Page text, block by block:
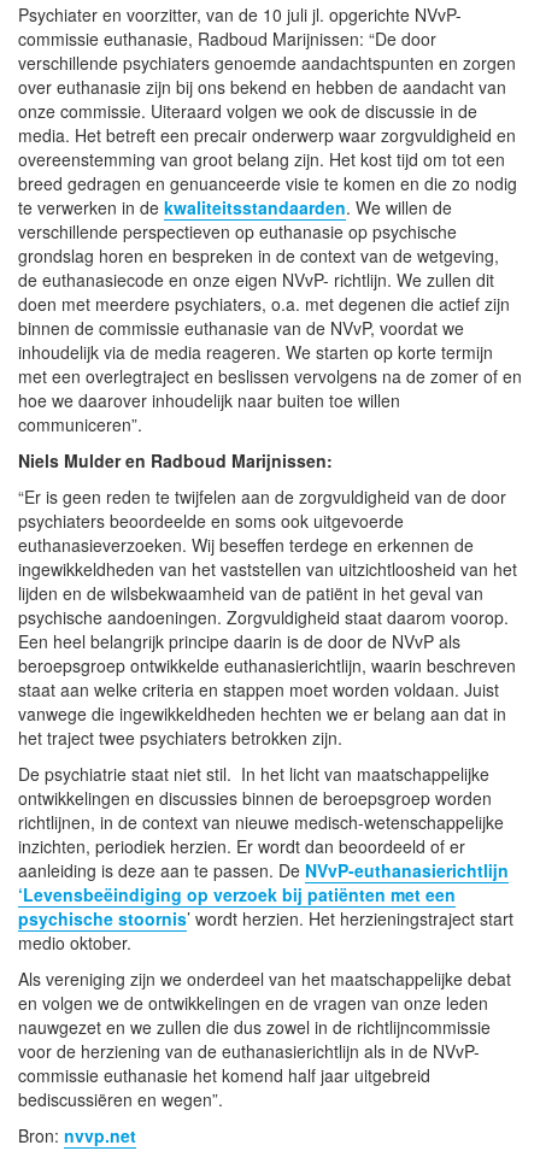
Psychiater en voorzitter, van de 10 juli jl. opgerichte NVvP-
commissie euthanasie, Radboud Marijnissen: “De door
verschillende psychiaters genoemde aandachtspunten en zorgen
over euthanasie zijn bij ons bekend en hebben de aandacht van
onze commissie. Uiteraard volgen we ook de discussie in de
media. Het betreft een precair onderwerp waar zorgvuldigheid en
overeenstemming van groot belang zijn. Het kost tijd om tot een
breed gedragen en genuanceerde visie te komen en die zo nodig
te verwerken in de kwaliteitsstandaarden. We willen de
verschillende perspectieven op euthanasie op psychische
grondslag horen en bespreken in de context van de wetgeving,
de euthanasiecode en onze eigen NVvP- richtlijn. We zullen dit
doen met meerdere psychiaters, o.a. met degenen die actief zijn
binnen de commissie euthanasie van de NVvP, voordat we
inhoudelijk via de media reageren. We starten op korte termijn
met een overlegtraject en beslissen vervolgens na de zomer of en
hoe we daarover inhoudelijk naar buiten toe willen
communiceren”.
Niels Mulder en Radboud Marijnissen:
“Er is geen reden te twijfelen aan de zorgvuldigheid van de door
psychiaters beoordeelde en soms ook uitgevoerde
euthanasieverzoeken. Wij beseffen terdege en erkennen de
ingewikkeldheden van het vaststellen van uitzichtloosheid van het
lijden en de wilsbekwaamheid van de patiënt in het geval van
psychische aandoeningen. Zorgvuldigheid staat daarom voorop.
Een heel belangrijk principe daarin is de door de NVvP als
beroepsgroep ontwikkelde euthanasierichtlijn, waarin beschreven
staat aan welke criteria en stappen moet worden voldaan. Juist
vanwege die ingewikkeldheden hechten we er belang aan dat in
het traject twee psychiaters betrokken zijn.
De psychiatrie staat niet stil. In het licht van maatschappelijke
ontwikkelingen en discussies binnen de beroepsgroep worden
richtlijnen, in de context van nieuwe medisch-wetenschappelijke
inzichten, periodiek herzien. Er wordt dan beoordeeld of er
aanleiding is deze aan te passen. De NVvP-euthanasierichtlijn
‘Levensbeëindiging op verzoek bij patiënten met een
psychische stoornis’ wordt herzien. Het herzieningstraject start
medio oktober.
Als vereniging zijn we onderdeel van het maatschappelijke debat
en volgen we de ontwikkelingen en de vragen van onze leden
nauwgezet en we zullen die dus zowel in de richtlijncommissie
voor de herziening van de euthanasierichtlijn als in de NVvP-
commissie euthanasie het komend half jaar uitgebreid
bediscussiëren en wegen”.
Bron: nvvp.net